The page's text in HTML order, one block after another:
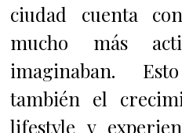
ciudad cuenta
mucho más
imaginaban.
también el
lifestyle y